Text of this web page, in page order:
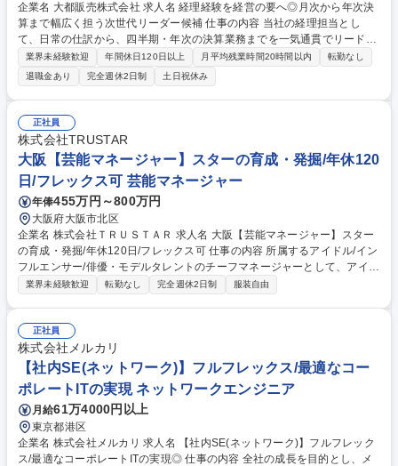
企業名 大都販売株式会社 求人名 経理経験を経営の要へ◎月次から年次決
算まで幅広く担う次世代リーダー候補 仕事の内容 当社の経理担当とし
て、日常の仕訳から、四半期・年次の決算業務までを一気通貫でリード。
正確な数値管理を通じて、業界を牽引する大都販売の経営基盤をダイレク
トに支える責任と誇りを感じられます。 ≪詳細≫■仕訳・伝票作成、経費
精算 ■売掛金・買掛金の管理 ■月次、四半期、年次決算業務の補助 ■現預
金管理、資金繰り表の作成 ■顧問税理士との連携、申告書類の作成補助
【業務内容の変更範囲】当社の指定する業務 募集職種 経理経験を経営の
要へ◎月次から年次決算まで幅広く担う次世代リーダー候補
業界未経験歓迎 年間休日120日以上 月平均残業時間20時間以内
転勤なし
退職金あり
完全週休2日制 土日祝休み
正社員
株式会社TRUSTAR
大阪【芸能マネージャー】スターの育成・発掘/年休120
日/フレックス可 芸能マネージャー
年俸455万円～800万円
大阪府大阪市北区
企業名 株式会社ＴＲＵＳＴＡＲ 求人名 大阪【芸能マネージャー】スター
の育成・発掘/年休120日/フレックス可 仕事の内容 所属するアイドル/イン
フルエンサー/俳優・モデルタレントのチーフマネージャーとして、アイド
ルを含む芸能タレントのマネジメント業務全般、現場対応や各種イベント
び立会い■メディア出演のアレンジ,PR活動のサポート■各種イベント計画,
制作,運営管理,収支管理■プロデューサーやスタイリストなど関係者対応■
タレントのケアとキャリア発展のサポート■公式SNS等の情報発信ツール
の管理 等 募集職種 大阪【芸能マネージャー】スターの育成・発掘/年休12
0日/フレックス可
業界未経験歓迎 転勤なし 完全週休2日制 服装自由
正社員
株式会社メルカリ
【社内SE(ネットワーク)】フルフレックス/最適なコー
ポレートITの実現 ネットワークエンジニア
月給61万4000円以上
東京都港区
企業名 株式会社メルカリ 求人名 【社内SE(ネットワーク)】フルフレック
ス/最適なコーポレートITの実現◎ 仕事の内容 全社の成長を目的とし、メ